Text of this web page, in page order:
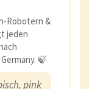
Robotern &
jeden
🍃
pink